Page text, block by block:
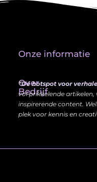
Over
Bedrijf
“Dé hotspot voor
vol prikkelende artikelen,
inspirerende content.
plek voor kennis en
Onze informatie